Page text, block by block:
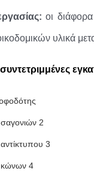
οι
υλικά
συντετριμμένες
2
3
κώνων 4